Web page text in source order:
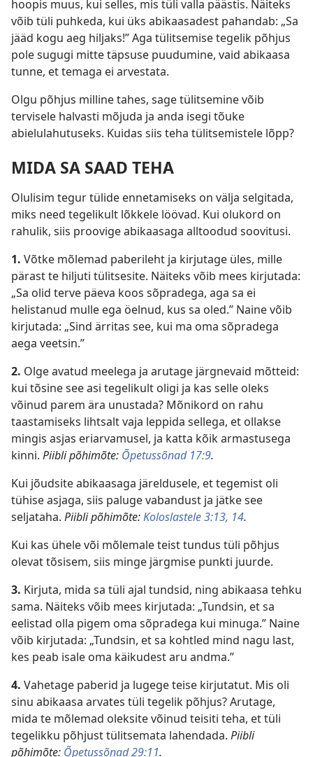
hoopis muus, kui selles, mis tüli valla päästis. Näiteks
võib tüli puhkeda, kui üks abikaasadest pahandab: „Sa
jääd kogu aeg hiljaks!” Aga tülitsemise tegelik põhjus
pole sugugi mitte täpsuse puudumine, vaid abikaasa
tunne, et temaga ei arvestata.
Olgu põhjus milline tahes, sage tülitsemine võib
tervisele halvasti mõjuda ja anda isegi tõuke
abielulahutuseks. Kuidas siis teha tülitsemistele lõpp?
MIDA SA SAAD TEHA
Olulisim tegur tülide ennetamiseks on välja selgitada,
miks need tegelikult lõkkele löövad. Kui olukord on
rahulik, siis proovige abikaasaga alltoodud soovitusi.
1. Võtke mõlemad paberileht ja kirjutage üles, mille
pärast te hiljuti tülitsesite. Näiteks võib mees kirjutada:
„Sa olid terve päeva koos sõpradega, aga sa ei
helistanud mulle ega öelnud, kus sa oled.” Naine võib
kirjutada: „Sind ärritas see, kui ma oma sõpradega
aega veetsin.”
2. Olge avatud meelega ja arutage järgnevaid mõtteid:
kui tõsine see asi tegelikult oligi ja kas selle oleks
võinud parem ära unustada? Mõnikord on rahu
taastamiseks lihtsalt vaja leppida sellega, et ollakse
mingis asjas eriarvamusel, ja katta kõik armastusega
kinni. Piibli põhimõte: Õpetussõnad 17:9.
Kui jõudsite abikaasaga järeldusele, et tegemist oli
tühise asjaga, siis paluge vabandust ja jätke see
seljataha. Piibli põhimõte:Koloslastele 3:13, 14.
Kui kas ühele või mõlemale teist tundus tüli põhjus
olevat tõsisem, siis minge järgmise punkti juurde.
3. Kirjuta, mida sa tüli ajal tundsid, ning abikaasa tehku
sama. Näiteks võib mees kirjutada: „Tundsin, et sa
eelistad olla pigem oma sõpradega kui minuga.” Naine
võib kirjutada: „Tundsin, et sa kohtled mind nagu last,
kes peab isale oma käikudest aru andma.”
4. Vahetage paberid ja lugege teise kirjutatut. Mis oli
sinu abikaasa arvates tüli tegelik põhjus? Arutage,
mida te mõlemad oleksite võinud teisiti teha, et tüli
tegelikku põhjust tülitsemata lahendada. Piibli
põhimõte: Õpetussõnad 29:11.